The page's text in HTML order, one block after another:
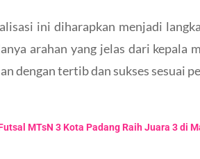
ini diharapkan menjadi
arahan yang jelas dari
dengan tertib dan sukses sesuai
MTsN 3 Kota Padang Raih Juara 3 di